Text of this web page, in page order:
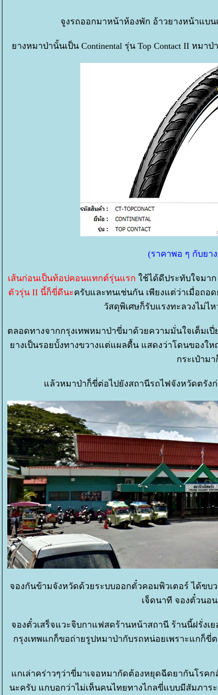
จูงรถออกมาหน้าห้องพัก อ้าวยางหน้าแบ
างหมาป่านั้นเป็น Continental รุ่น Top Contact II ห
(ราคาพอ ๆ กับยา
เส้นก่อนเป็นท้อปคอนแทกต์รุ่นแรก ช้ได้ดีประทับใจมา
ตัวรุ่น II นี้ก็ขี่ดีนะครับและทนเช่นกัน เพียงแต่ว่าเมื่อถอ
วัสดุพิเศษก็รับแรงทะลวงไม่ไ
ตลอดทางจากกรุงเทพหมาป่าขี่มาด้วยความมั่นใจเต็มเ
างเป็นรอยบั้งทางขวางแต่แผลตื้น แสดงว่าโดนของใ
กระเป๋าม
ล้วหมาป่าก็ขี่ต่อไปยังสถานีรถไฟจังหวัดตรัง
จองกันข้ามจังหวัดด้วยระบบออกตั๋วคอมพิวเตอร์ ได้ขบ
เจ็ดนาที จองตั๋วนอ
จองตั๋วเสร็จแวะจิบกาแฟสดร้านหน้าสถานี ร้านนี้ฝรั่ง
กรุงเทพแกก็ขอถ่ายรูปหมาป่ากับรถหน่อยเพราะแกก็ขี่
กเล่าคร่าวๆว่าขี่มาเจอหมากัดต้องหยุดฉีดยากันโรค
นะครับ แกบอกว่าไม่เห็นคนไทยทางไกลขี่แบบมีสัมภาร